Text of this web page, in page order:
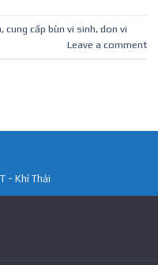
, cung cấp bùn vi sinh, don vi
Leave a comment
- Khí Thải